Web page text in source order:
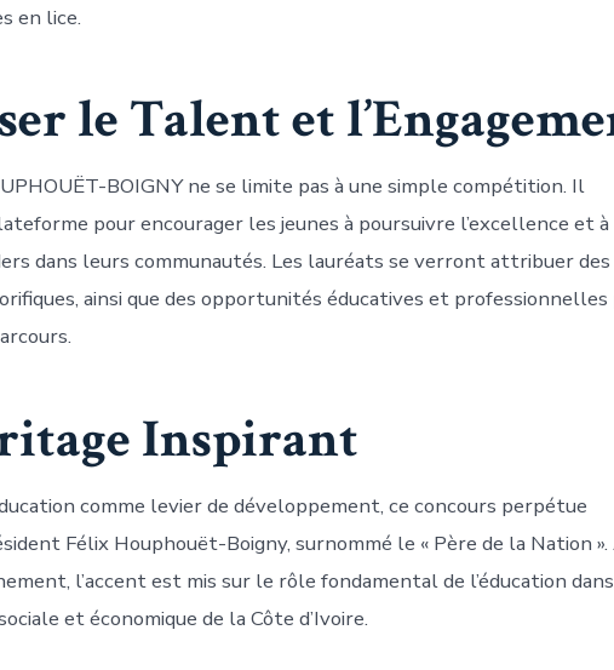
en lice.
le Talent et
BOIGNY ne se limite pas à une simple compétition. Il
pour encourager les jeunes à poursuivre l’excellence et à
dans leurs communautés. Les lauréats se verront attribuer des
ainsi que des opportunités éducatives et professionnelles
Inspirant
comme levier de développement, ce concours perpétue
Félix Houphouët-Boigny, surnommé le « Père de la Nation ».
l’accent est mis sur le rôle fondamental de l’éducation
et économique de la Côte d’Ivoire.